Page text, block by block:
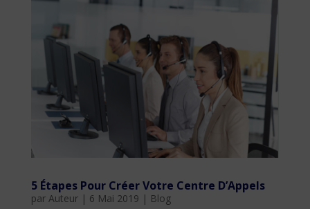
5 Étapes Pour Créer Votre Centre D’Appels
par Auteur| 6 Mai 2019 | Blog